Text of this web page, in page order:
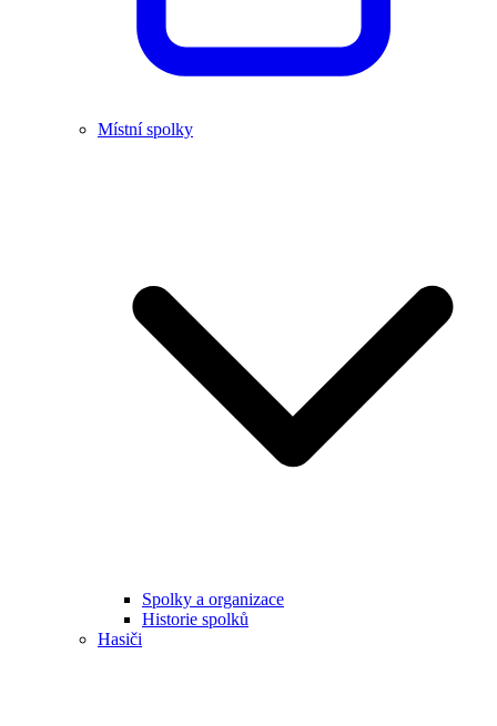
Místní spolky
Spolky a organizace
Historie spolků
Hasiči